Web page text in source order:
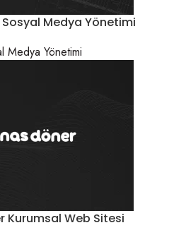
Medya Yönetimi
Medya Yönetimi
Kurumsal Web Sitesi